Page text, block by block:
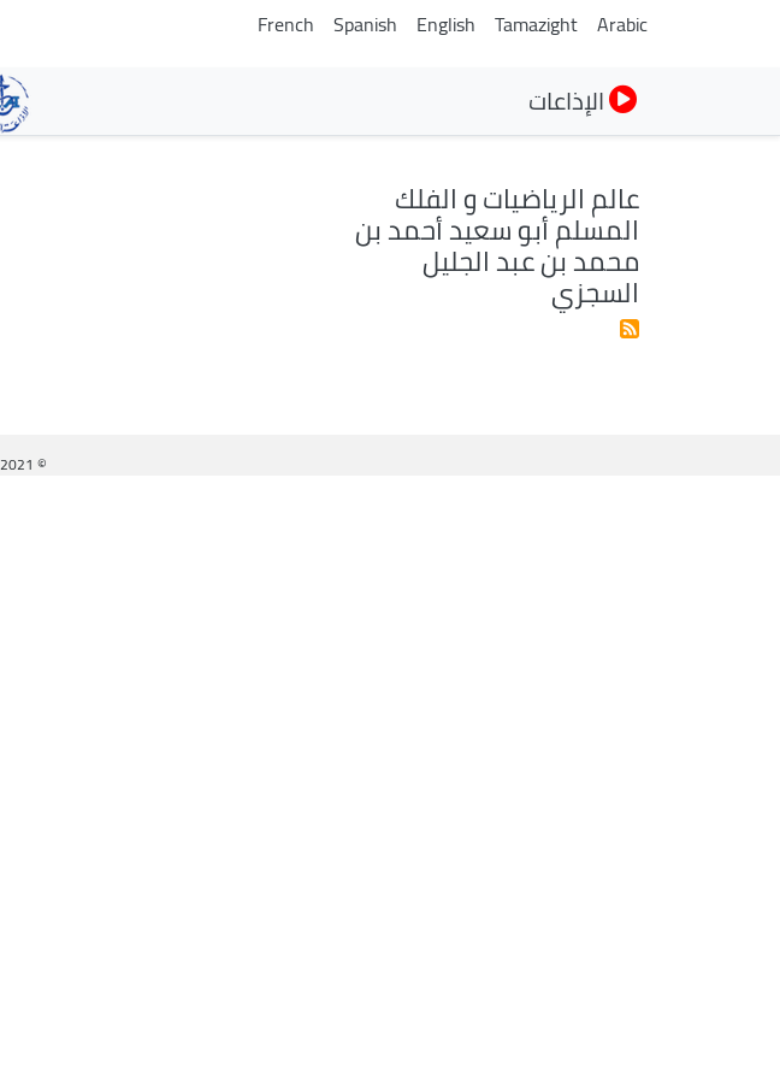
Arabic
Tamazight
English
Spanish
French
الإذاعات
عالم الرياضيات و الفلك
المسلم أبو سعيد أحمد بن
محمد بن عبد الجليل
السجزي
© Radio Algérienne 2021